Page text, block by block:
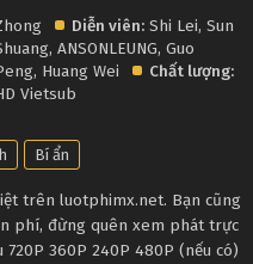
Diễn viên: Shi Lei,Sun
,ANSONLEUNG,Guo
, Huang Wei
Chất lượng:
Vietsub
Bí ẩn
trên luotphimx.net. Bạn cũng
phí, đừng quên xem phát trực
360P 240P 480P (nếu có)